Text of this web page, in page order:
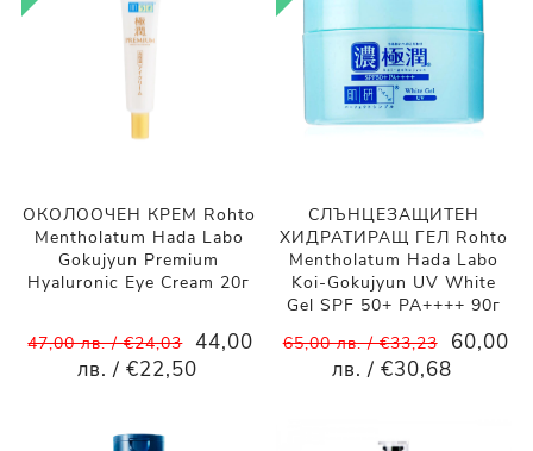
ОКОЛООЧЕН КРЕМ Rohto
Mentholatum Hada Labo
Gokujyun Premium
Hyaluronic Eye Cream 20г
47,00 лв. / €24,03 44,00
лв. / €22,50
СЛЪНЦЕЗАЩИТЕН
ХИДРАТИРАЩ ГЕЛ Rohto
Mentholatum Hada Labo
Koi-Gokujyun UV White
Gel SPF 50+ PA++++ 90г
65,00 лв. / €33,23
60,00
лв. / €30,68